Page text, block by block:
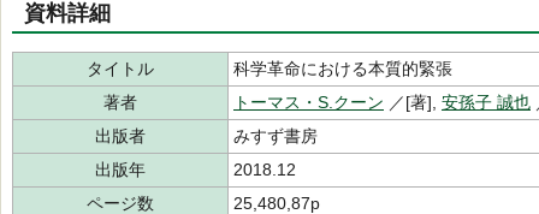
資料詳細
タイトル
科学革命における本質的緊張
著者
トーマス・S.クーン ／[著], 安孫子 誠也
出版者
みすず書房
出版年
2018.12
ページ数
25,480,87p